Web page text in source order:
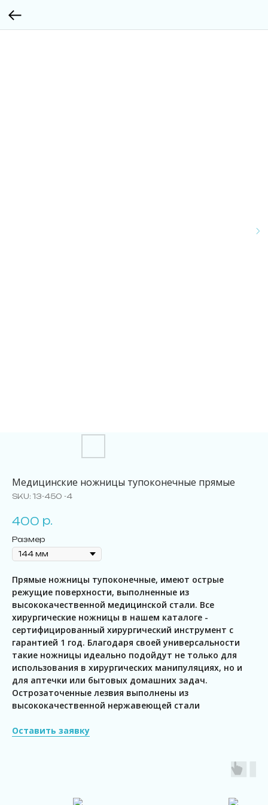
Медицинские ножницы тупоконечные прямые
SKU: 13-450 -4
400 р.
Размер
Прямые ножницы тупоконечные, имеют острые
режущие поверхности, выполненные из
высококачественной медицинской стали. Все
хирургические ножницы в нашем каталоге -
сертифицированный хирургический инструмент с
гарантией 1 год. Благодаря своей универсальности
такие ножницы идеально подойдут не только для
использования в хирургических манипуляциях, но и
для аптечки или бытовых домашних задач.
Острозаточенные лезвия выполнены из
высококачественной нержавеющей стали
Оставить заявку